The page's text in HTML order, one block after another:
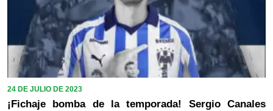
24 DE JULIO DE 2023
¡Fichaje bomba de la temporada! Sergio Canales